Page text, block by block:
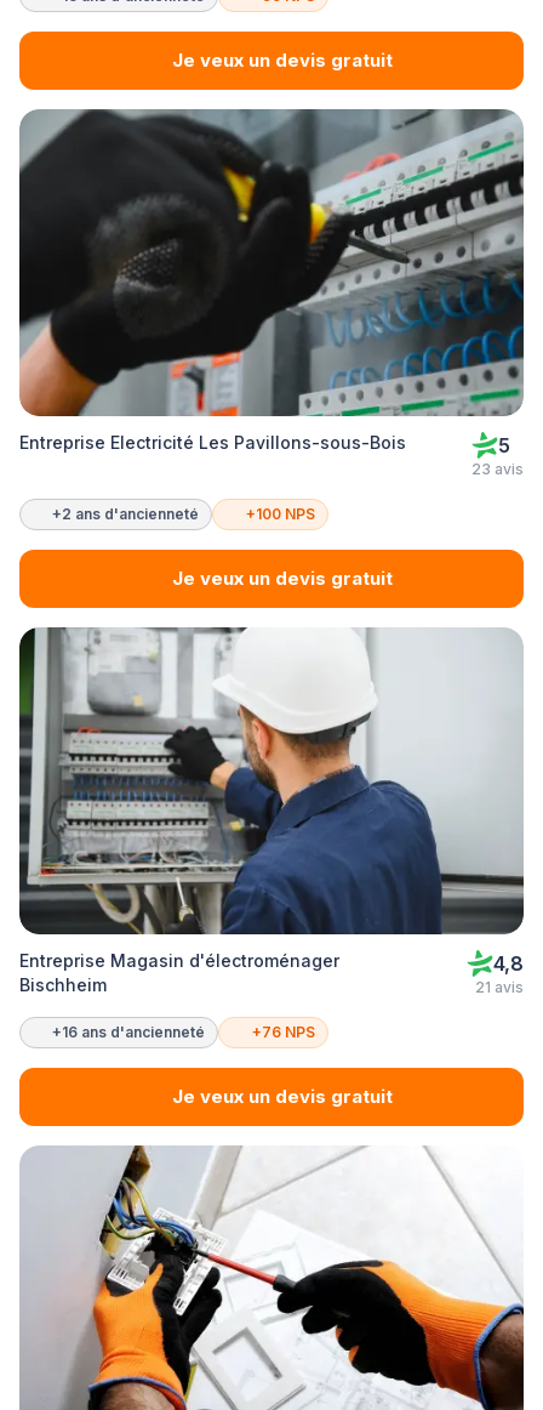
Je veux un devis gratuit
Entreprise Electricité Les Pavillons-sous-Bois 5
23 avis
+2 ans d'ancienneté +100 NPS
Je veux un devis gratuit
Entreprise Magasin d'électroménager
Bischheim
4,8
21 avis
+16 ans d'ancienneté +76 NPS
Je veux un devis gratuit